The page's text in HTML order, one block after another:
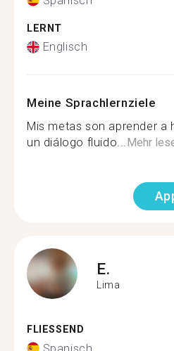
LERNT
Englisch
Meine Sprachlernziele
Mis metas son aprender a
un diálogo fluido...Mehr
E.
Lima
FLIESSEND
Spanisch